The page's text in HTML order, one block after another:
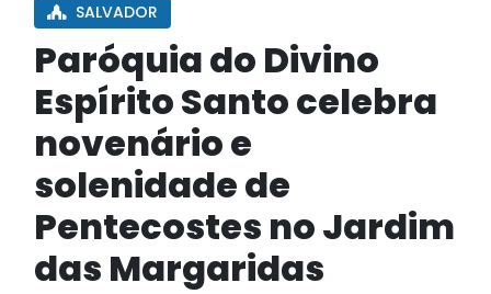
SALVADOR
Paróquia do Divino
Espírito Santo celebra
novenário e
solenidade de
Pentecostes no Jardim
das Margaridas